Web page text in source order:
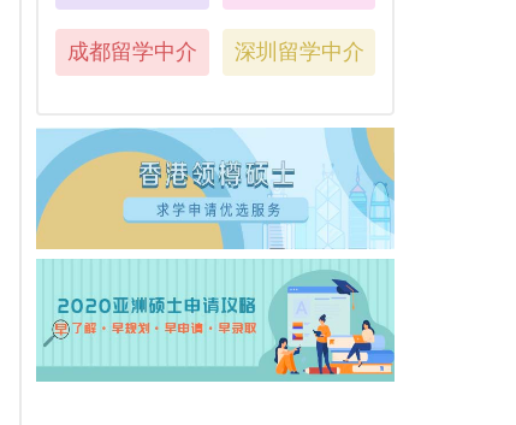
成都留学中介 深圳留学中介